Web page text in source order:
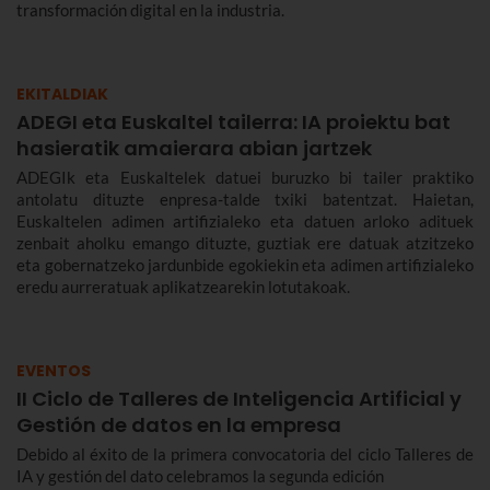
transformación digital en la industria.
EKITALDIAK
ADEGI eta Euskaltel tailerra: IA proiektu bat
hasieratik amaierara abian jartzek
ADEGIk eta Euskaltelek datuei buruzko bi tailer praktiko
antolatu dituzte enpresa-talde txiki batentzat. Haietan,
Euskaltelen adimen artifizialeko eta datuen arloko adituek
zenbait aholku emango dituzte, guztiak ere datuak atzitzeko
eta gobernatzeko jardunbide egokiekin eta adimen artifizialeko
eredu aurreratuak aplikatzearekin lotutakoak.
EVENTOS
II Ciclo de Talleres de Inteligencia Artificial y
Gestión de datos en la empresa
Debido al éxito de la primera convocatoria del ciclo Talleres de
IA y gestión del dato celebramos la segunda edición